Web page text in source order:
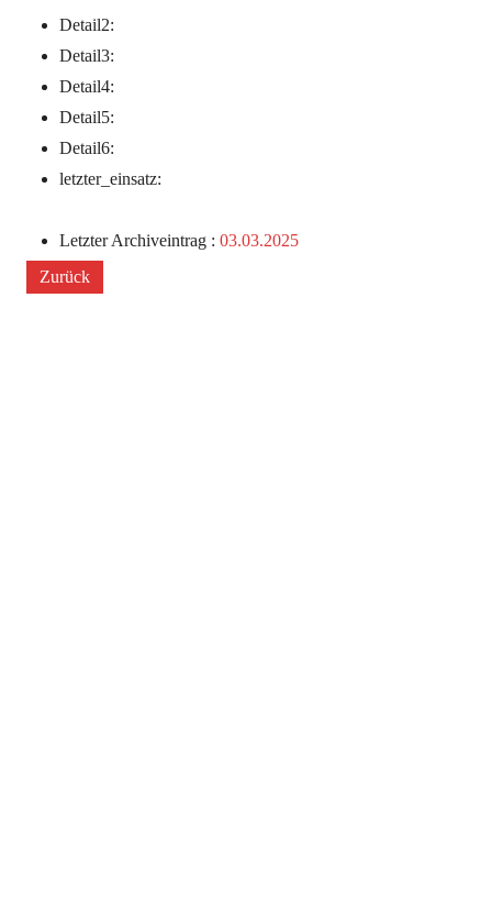
Detail2:
Detail3:
Detail4:
Detail5:
Detail6:
letzter_einsatz:
Letzter Archiveintrag : 03.03.2025